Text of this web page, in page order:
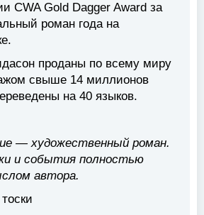
CWA Gold Dagger Award за
роман года на
проданы по всему миру
свыше 14 миллионов
на 40 языков.
— художественный роман.
и события полностью
автора.